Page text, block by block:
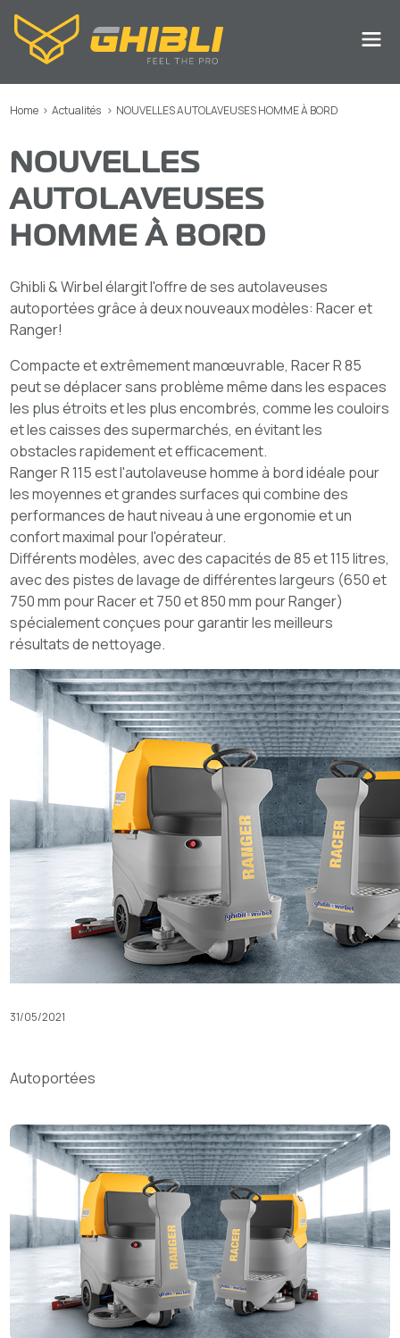
Home > Actualités > NOUVELLES AUTOLAVEUSES HOMME À BORD
NOUVELLES
AUTOLAVEUSES
HOMME À BORD
Ghibli & Wirbel élargit l'offre de ses autolaveuses
autoportées grâce à deux nouveaux modèles: Racer et
Ranger!
Compacte et extrêmement manœuvrable, Racer R 85
peut se déplacer sans problème même dans les espaces
les plus étroits et les plus encombrés, comme les couloirs
et les caisses des supermarchés, en évitant les
obstacles rapidement et efficacement.
Ranger R 115 est l'autolaveuse homme à bord idéale pour
les moyennes et grandes surfaces qui combine des
performances de haut niveau à une ergonomie et un
confort maximal pour l'opérateur.
Différents modèles, avec des capacités de 85 et 115 litres,
avec des pistes de lavage de différentes largeurs (650 et
750 mm pour Racer et 750 et 850 mm pour Ranger)
spécialement conçues pour garantir les meilleurs
résultats de nettoyage.
31/05/2021
Autoportées